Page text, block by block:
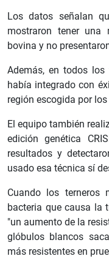
Los datos señalan
mostraron tener una
bovina y no
Además, en todos los
había integrado con
región escogida por los
El equipo también
edición genética
resultados y
usado esa técnica sí
Cuando los terneros
bacteria que causa la
"un aumento de la
glóbulos blancos
más resistentes en